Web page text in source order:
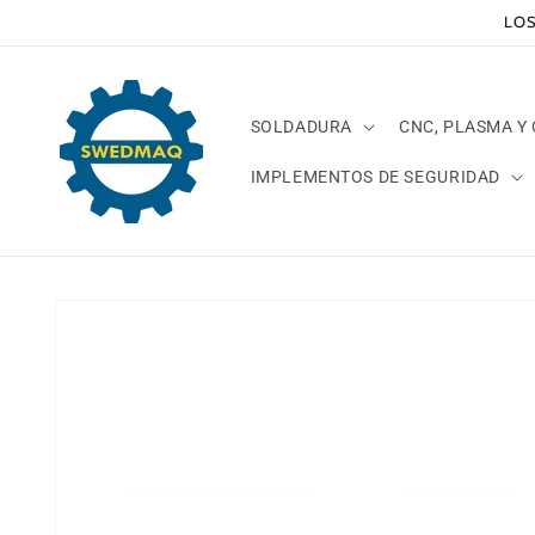
SOLDADURA CNC, PLASMA Y
IMPLEMENTOS DE SEGURIDAD